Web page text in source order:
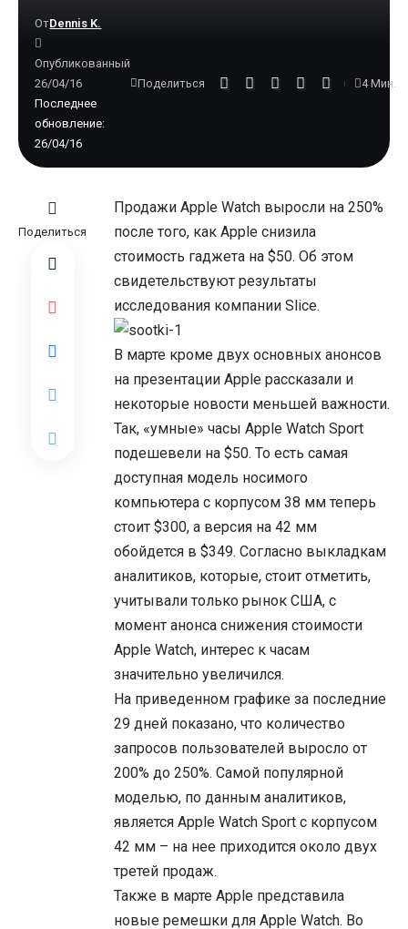
Последнее
обновление:
26/04/16
ОтDennis K.
Опубликованный
26/04/16
Поделиться 4 Мин.
Поделиться
Продажи Apple Watch выросли на 250%
после того, как Apple снизила
стоимость гаджета на $50. Об этом
свидетельствуют результаты
исследования компании Slice.
В марте кроме двух основных анонсов
на презентации Apple рассказали и
некоторые новости меньшей важности.
Так, «умные» часы Apple Watch Sport
подешевели на $50. То есть самая
доступная модель носимого
компьютера с корпусом 38 мм теперь
стоит $300, а версия на 42 мм
обойдется в $349. Согласно выкладкам
аналитиков, которые, стоит отметить,
учитывали только рынок США, с
момент анонса снижения стоимости
Apple Watch, интерес к часам
значительно увеличился.
На приведенном графике за последние
29 дней показано, что количество
запросов пользователей выросло от
200% до 250%. Самой популярной
моделью, по данным аналитиков,
является Apple Watch Sport с корпусом
42 мм – на нее приходится около двух
третей продаж.
Также в марте Apple представила
новые ремешки для Apple Watch. Во